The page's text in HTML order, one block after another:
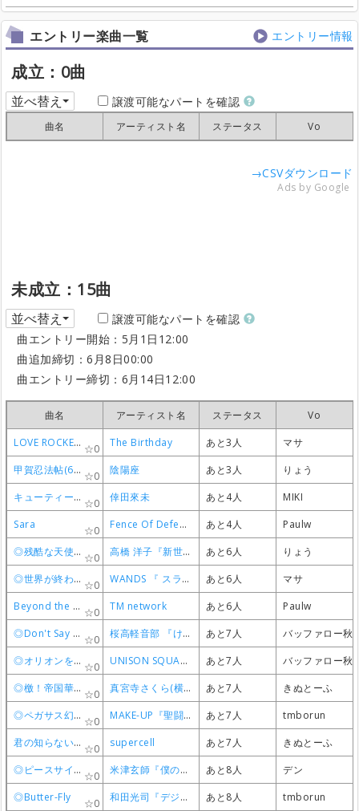
エントリー楽曲一覧 エントリー情報
成立：0曲
並べ替え 譲渡可能なパートを確認
曲名 アーティスト名 ステータス Vo
曲名 アーティスト名 ステータス Vo
曲名 アーティスト名 ステータス Vo
曲名 アーティスト名 ステータス Vo
→CSVダウンロード
Ads by Google
未成立：15曲
並べ替え
譲渡可能なパートを確認
曲エントリー開始：5月1日12:00
曲追加締切：6月8日00:00
曲エントリー締切：6月14日12:00
曲名 アーティスト名 ステータス
Vo
LOVE ROCKETS(6/16新)
0 The Birthday あと3人
マサ
甲賀忍法帖(6／16新)
0 陰陽座 あと3人
りょう
キューティーハニー(6/16新)
0 倖田來未 あと4人
MIKI
Sara
0 Fence Of Defence あと4人
Paulw
◎残酷な天使のテーゼ
0 高橋 洋子『新世紀エヴァンゲリオン』 あと6人
りょう
◎世界が終わるまでは…
0 WANDS 『 スラムダンク』 あと6人
マサ
Beyond the time
0 TM network あと6人
Paulw
◎Don't Say Lazy
0 桜高軽音部 『けいおん!』 あと7人
バッファロー秋
◎オリオンをなぞる
0 UNISON SQUARE GARDEN 『TIGER ＆ BUNNY』 あと7人
バッファロー秋
◎檄！帝国華撃団
0 真宮寺さくら(横山智佐)＆帝国歌劇団 『サクラ大戦TV』 あと7人
きぬとーふ
◎ペガサス幻想
0 MAKE-UP『聖闘士星矢』 あと7人
tmborun
君の知らない物語（6/16）
0 supercell あと7人
きぬとーふ
◎ピースサイン
0 米津玄師『僕のヒーローアカデミア』 あと8人
デン
◎Butter-Fly
0 和田光司『デジモンアドベンチャー』 あと8人
tmborun
曲名 アーティスト名 ステータス
Vo
LOVE ROCKETS(6/16新)
0 The Birthday あと3人
マサ
甲賀忍法帖(6／16新)
0 陰陽座 あと3人
りょう
キューティーハニー(6/16新)
0 倖田來未 あと4人
MIKI
Sara
0 Fence Of Defence あと4人
Paulw
◎残酷な天使のテーゼ
0 高橋 洋子『新世紀エヴァンゲリオン』 あと6人
りょう
◎世界が終わるまでは…
0 WANDS 『 スラムダンク』 あと6人
マサ
Beyond the time
0 TM network あと6人
Paulw
◎Don't Say Lazy
0 桜高軽音部 『けいおん!』 あと7人
バッファロー秋
◎オリオンをなぞる
0 UNISON SQUARE GARDEN 『TIGER ＆ BUNNY』 あと7人
バッファロー秋
◎檄！帝国華撃団
0 真宮寺さくら(横山智佐)＆帝国歌劇団 『サクラ大戦TV』 あと7人
きぬとーふ
◎ペガサス幻想
0 MAKE-UP『聖闘士星矢』 あと7人
tmborun
君の知らない物語（6/16）
0 supercell あと7人
きぬとーふ
◎ピースサイン
0 米津玄師『僕のヒーローアカデミア』 あと8人
デン
◎Butter-Fly
0 和田光司『デジモンアドベンチャー』 あと8人
tmborun
曲名 アーティスト名 ステータス
Vo
LOVE ROCKETS(6/16新)
0 The Birthday あと3人
マサ
甲賀忍法帖(6／16新)
0 陰陽座 あと3人
りょう
キューティーハニー(6/16新)
0 倖田來未 あと4人
MIKI
Sara
0 Fence Of Defence あと4人
Paulw
◎残酷な天使のテーゼ
0 高橋 洋子『新世紀エヴァンゲリオン』 あと6人
りょう
◎世界が終わるまでは…
0 WANDS 『 スラムダンク』 あと6人
マサ
Beyond the time
0 TM network あと6人
Paulw
◎Don't Say Lazy
0 桜高軽音部 『けいおん!』 あと7人
バッファロー秋
◎オリオンをなぞる
0 UNISON SQUARE GARDEN 『TIGER ＆ BUNNY』 あと7人
バッファロー秋
◎檄！帝国華撃団
0 真宮寺さくら(横山智佐)＆帝国歌劇団 『サクラ大戦TV』 あと7人
きぬとーふ
◎ペガサス幻想
0 MAKE-UP『聖闘士星矢』 あと7人
tmborun
君の知らない物語（6/16）
0 supercell あと7人
きぬとーふ
◎ピースサイン
0 米津玄師『僕のヒーローアカデミア』 あと8人
デン
◎Butter-Fly
0 和田光司『デジモンアドベンチャー』 あと8人
tmborun
曲名 アーティスト名 ステータス
Vo
LOVE ROCKETS(6/16新)
0 The Birthday あと3人
マサ
甲賀忍法帖(6／16新)
0 陰陽座 あと3人
りょう
キューティーハニー(6/16新)
0 倖田來未 あと4人
MIKI
Sara
0 Fence Of Defence あと4人
Paulw
◎残酷な天使のテーゼ
0 高橋 洋子『新世紀エヴァンゲリオン』 あと6人
りょう
◎世界が終わるまでは…
0 WANDS 『 スラムダンク』 あと6人
マサ
Beyond the time
0 TM network あと6人
Paulw
◎Don't Say Lazy
0 桜高軽音部 『けいおん!』 あと7人
バッファロー秋
◎オリオンをなぞる
0 UNISON SQUARE GARDEN 『TIGER ＆ BUNNY』 あと7人
バッファロー秋
◎檄！帝国華撃団
0 真宮寺さくら(横山智佐)＆帝国歌劇団 『サクラ大戦TV』 あと7人
きぬとーふ
◎ペガサス幻想
0 MAKE-UP『聖闘士星矢』 あと7人
tmborun
君の知らない物語（6/16）
0 supercell あと7人
きぬとーふ
◎ピースサイン
0 米津玄師『僕のヒーローアカデミア』 あと8人
デン
◎Butter-Fly
0 和田光司『デジモンアドベンチャー』 あと8人
tmborun